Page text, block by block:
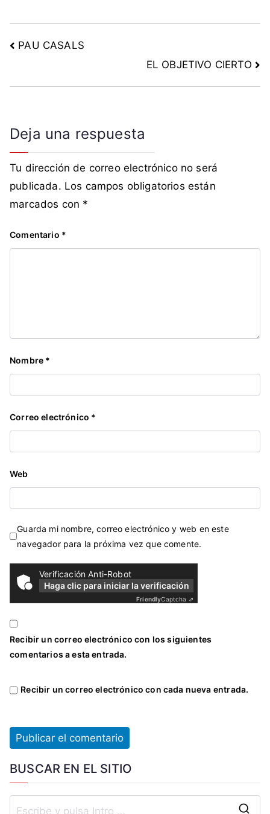
PAU CASALS
EL OBJETIVO CIERTO
Deja una respuesta
Tu dirección de correo electrónico no será
publicada. Los campos obligatorios están
marcados con *
Comentario *
Nombre *
Correo electrónico *
Web
Guarda mi nombre, correo electrónico y web en este
navegador para la próxima vez que comente.
Verificación Anti-Robot
Haga clic para iniciar la verificación
FriendlyCaptcha ⇗
Recibir un correo electrónico con los siguientes
comentarios a esta entrada.
Recibir un correo electrónico con cada nueva entrada.
BUSCAR EN EL SITIO